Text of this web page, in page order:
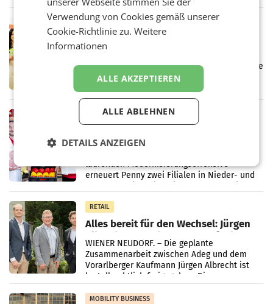
Markterwartung deutlich übertroffen.
RETAIL
Müller informieren am POS über
Kreislauffähigkeit
Über den gesamten August hinweg rücken die
Altstoff Recycling Austria AG (ARA) und der
Handelskonzern Müller die Initiative
„Kreislauf-Helden“ in allen österreichischen
Müller-Filialen
RETAIL
Ober- und Niederösterreich
laufenden Modernisierungsoffensive
erneuert Penny zwei Filialen in Nieder- und
RETAIL
Alles bereit für den Wechsel: Jürgen
Albrecht setzt ab 1.1.2027 auf Adeg
WIENER NEUDORF. – Die geplante
Zusammenarbeit zwischen Adeg und dem
Vorarlberger Kaufmann Jürgen Albrecht ist
kartellrechtlich freigegeben: Die
Bundeswettbewerbsbehörde und der
Bundeskartellanwalt
MOBILITY BUSINESS
Verwendung von Cookies gemäß unserer
Cookie-Richtlinie zu.Weitere
Informationen
ALLE AKZEPTIEREN
ALLE ABLEHNEN
DETAILS ANZEIGEN